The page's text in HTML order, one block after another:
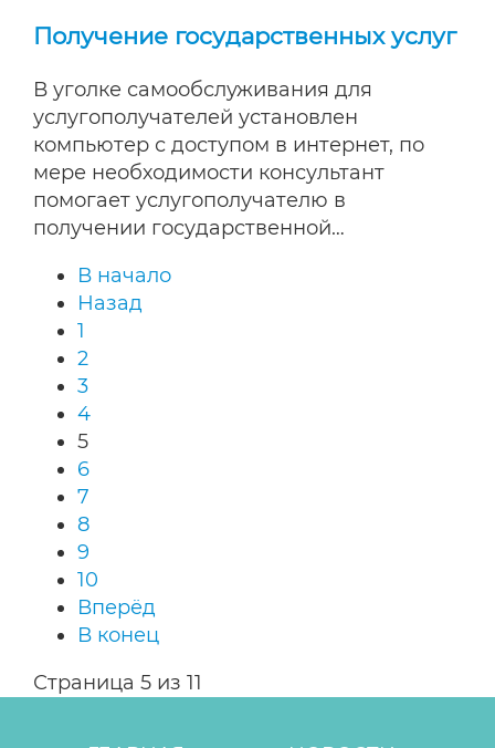
Получение государственных услуг
В уголке самообслуживания для
услугополучателей установлен
компьютер с доступом в интернет, по
мере необходимости консультант
помогает услугополучателю в
получении государственной…
В начало
Назад
1
2
3
4
5
6
7
8
9
10
Вперёд
В конец
Страница 5 из 11